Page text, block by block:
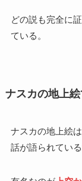
どの説も完全に
ている。
ナスカの地上
ナスカの地上絵
話が語られてい